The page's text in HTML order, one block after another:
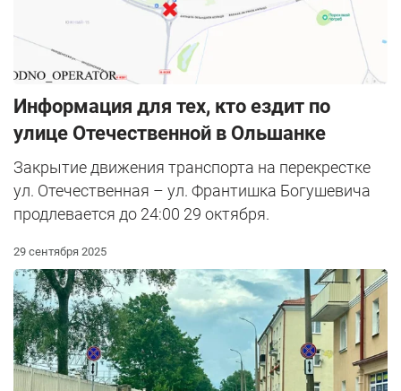
Информация для тех, кто ездит по
улице Отечественной в Ольшанке
Закрытие движения транспорта на перекрестке
ул. Отечественная – ул. Франтишка Богушевича
продлевается до 24:00 29 октября.
29 сентября 2025